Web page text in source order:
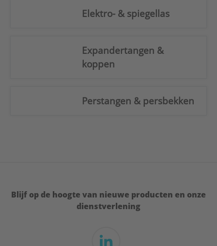
Elektro- & spiegellas
Expandertangen &
koppen
Perstangen & persbekken
Blijf op de hoogte van nieuwe producten en onze
dienstverlening